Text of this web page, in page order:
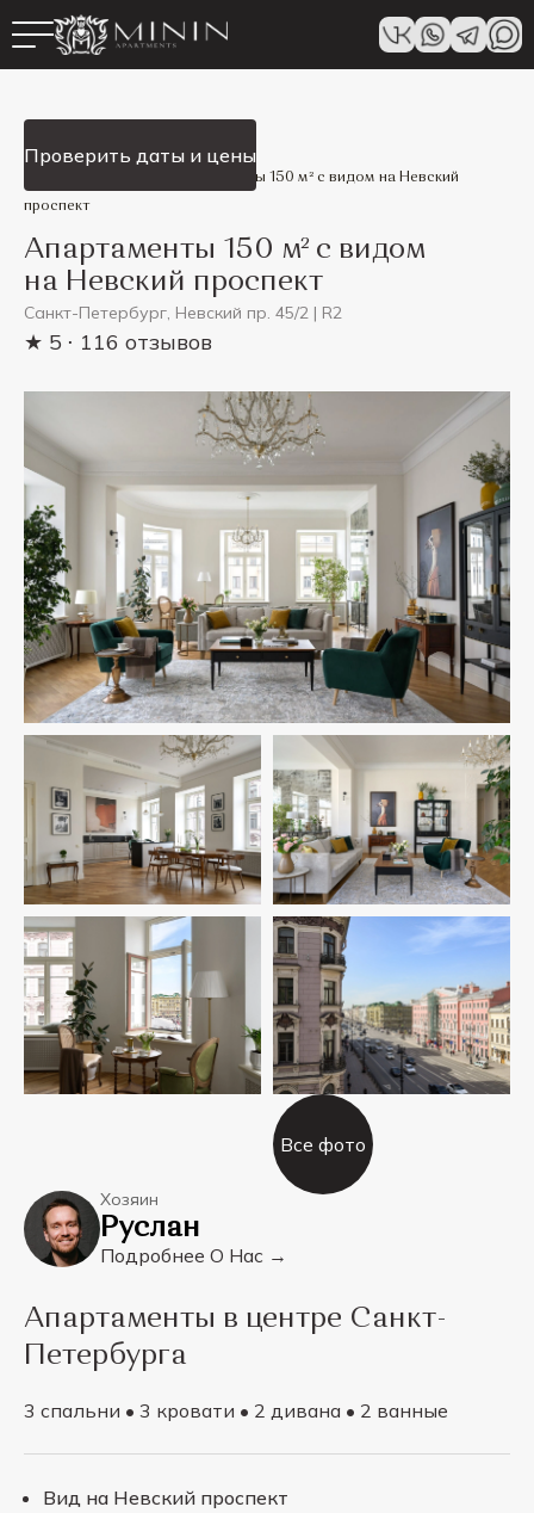
Апартаменты 150 м² с видом на Невский
проспект
Апартаменты 150 м² с видом
на Невский проспект
Санкт-Петербург, Невский пр. 45/2 | R2
★ 5 ⋅ 116 отзывов
Все фото
Хозяин
Руслан
Подробнее О Нас →
Апартаменты в центре Санкт-
Петербурга
3 спальни • 3 кровати • 2 дивана • 2 ванные
Вид на Невский проспект
Проверить даты и цены